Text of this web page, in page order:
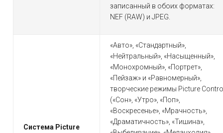
записанный в обоих форматах:
NEF (RAW) и JPEG.
Система Picture
«Авто», «Стандартный»,
«Нейтральный», «Насыщенный»,
«Монохромный», «Портрет»,
«Пейзаж» и «Равномерный»,
творческие режимы Picture
(«Сон», «Утро», «Поп»,
«Воскресенье», «Мрачность»,
«Драматичность», «Тишина»,